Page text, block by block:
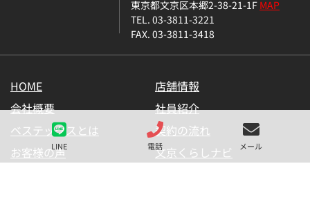
LINE 電話 メール
東京都文京区本郷2-38-21-1FMAP
TEL. 03-3811-3221
FAX. 03-3811-3418
HOME
店舗情報
会社概要
社員紹介
ベステックスとは
契約の流れ
お客様の声
文京くらしナビ